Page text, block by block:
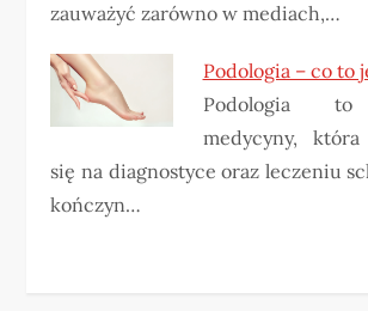
zauważyć zarówno w mediach,…
Podologia – co to
Podologia to
medycyny,
się na diagnostyce oraz leczeniu
kończyn…